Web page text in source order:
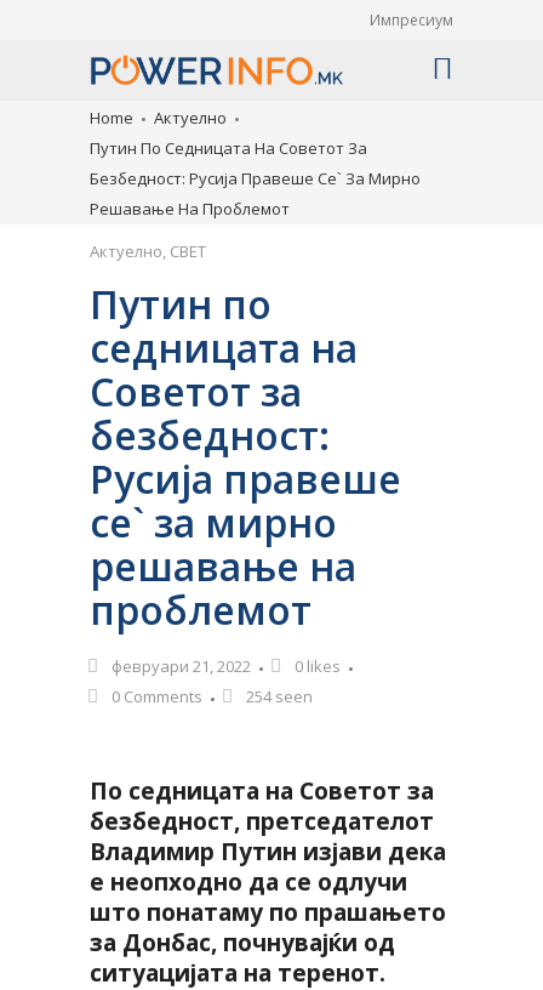
Импресиум
Home
Актуелно
Путин По Седницата На Советот За
Безбедност: Русија Правеше Се` За Мирно
Решавање На Проблемот
Актуелно, СВЕТ
Путин по
седницата на
Советот за
безбедност:
Русија правеше
се` за мирно
решавање на
проблемот
февруари 21, 2022 0 likes
0 Comments
254 seen
По седницата на Советот за
безбедност, претседателот
Владимир Путин изјави дека
е неопходно да се одлучи
што понатаму по прашањето
за Донбас, почнувајќи од
ситуацијата на теренот.